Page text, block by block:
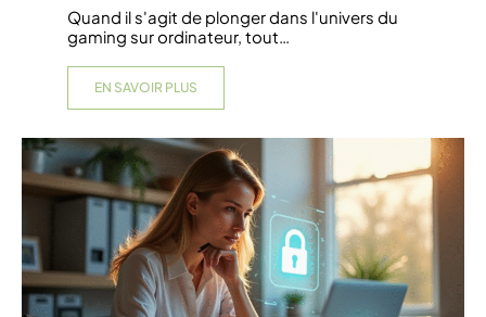
Quand il s'agit de plonger dans l'univers du
gaming sur ordinateur, tout…
EN SAVOIR PLUS